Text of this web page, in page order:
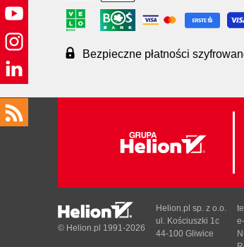
Bezpieczne płatności
© Helion.pl 1991-2026
Helion.pl sp. z o.o.
ul. Kościuszki 1c
44-100 Gliwice